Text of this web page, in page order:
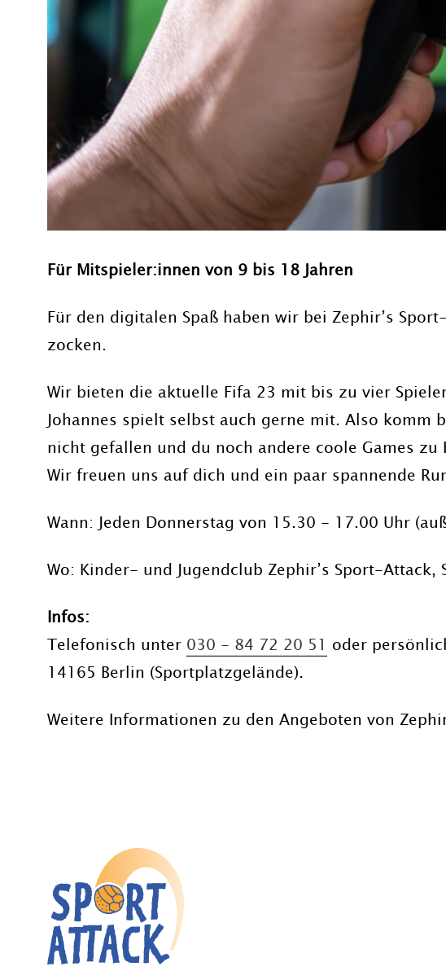
Für Mitspieler:innen von 9 bis 18 Jahren
Für den digitalen Spaß haben wir bei Zephir’s
zocken.
Wir bieten die aktuelle Fifa 23 mit bis zu vier
Johannes spielt selbst auch gerne mit. Also komm
nicht gefallen und du noch andere coole Games
Wir freuen uns auf dich und ein paar spannende
Wann: Jeden Donnerstag von 15.30 - 17.00 Uhr
Wo: Kinder- und Jugendclub Zephir’s Sport-
Infos:
Telefonisch unter 030 - 84 72 20 51 oder
14165 Berlin (Sportplatzgelände).
Weitere Informationen zu den Angeboten von